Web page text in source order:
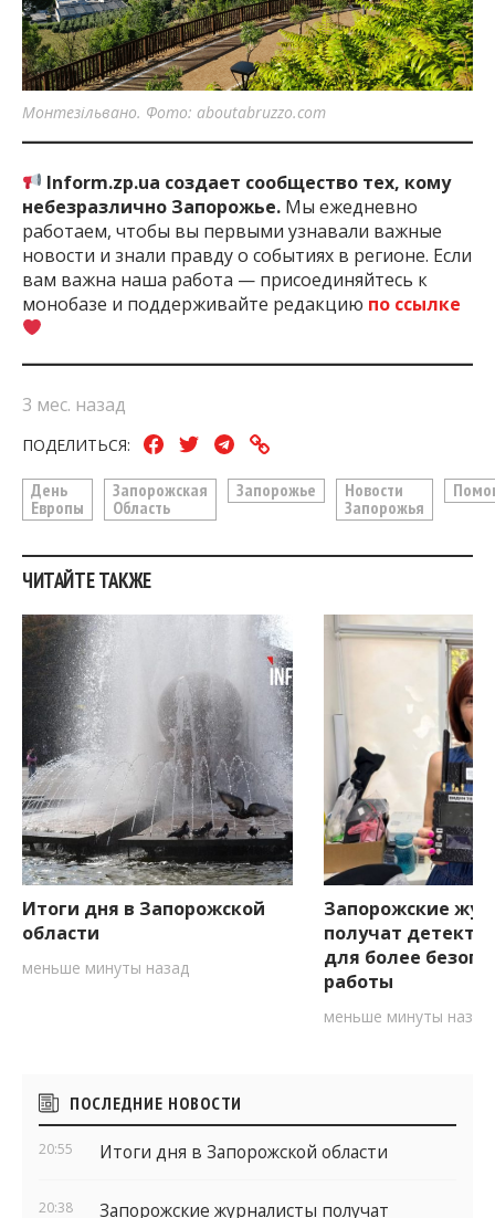
Монтезільвано. Фото: aboutabruzzo.com
Inform.zp.ua создает сообщество тех, кому
небезразлично Запорожье. Мы ежедневно
работаем, чтобы вы первыми узнавали важные
новости и знали правду о событиях в регионе. Если
вам важна наша работа — присоединяйтесь к
монобазе и поддерживайте редакцию по ссылке
3 мес. назад
ПОДЕЛИТЬСЯ:
День
Европы
Запорожская
Область
Запорожье
Новости
Запорожья
ЧИТАЙТЕ ТАКЖЕ
Итоги дня в Запорожской
области
меньше минуты назад
Запорожские
получат
для более
работы
меньше минуты назад
Боковые
виджеты
ПОСЛЕДНИЕ НОВОСТИ
20:55 Итоги дня в Запорожской области
20:38 Запорожские журналисты получат